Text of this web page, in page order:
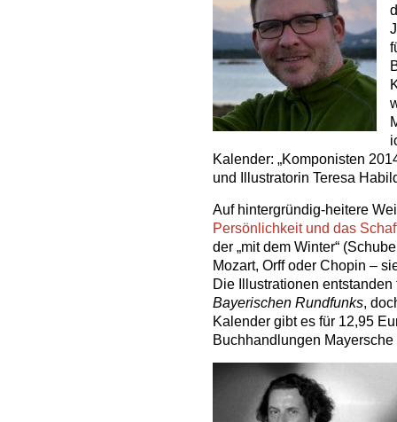
Kalender: „Komponisten
und Illustratorin Teresa
Auf hintergründig-heitere
Persönlichkeit und das
der „mit dem Winter“
Mozart, Orff oder Chopin –
Die Illustrationen entstanden
Bayerischen Rundfunks,
Kalender gibt es für 12,95
Buchhandlungen